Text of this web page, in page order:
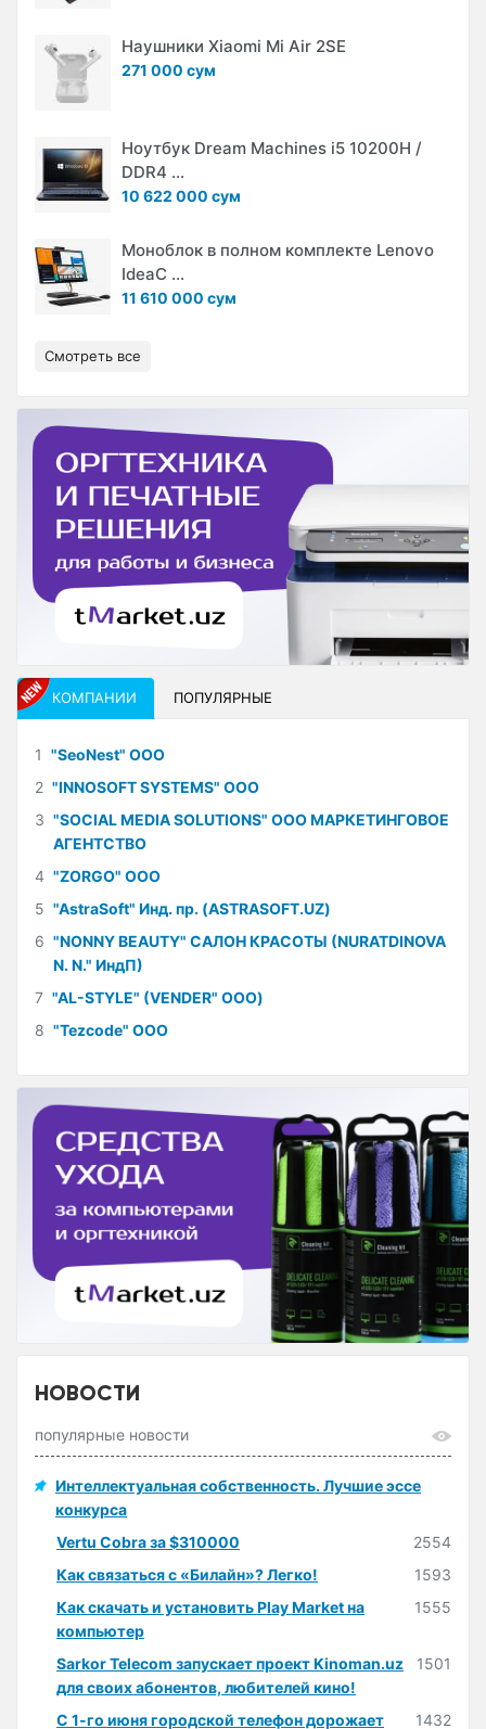
Наушники Xiaomi Mi Air 2SE
271 000 сум
Ноутбук Dream Machines i5 10200H /
DDR4 ...
10 622 000 сум
Моноблок в полном комплекте Lenovo
IdeaC ...
11 610 000 сум
Смотреть все
КОМПАНИИ ПОПУЛЯРНЫЕ
1 "SeoNest" ООО
2 "INNOSOFT SYSTEMS" ООО
3 "SOCIAL MEDIA SOLUTIONS" ООО МАРКЕТИНГОВОЕ
АГЕНТСТВО
4 "ZORGO" ООО
5 "AstraSoft" Инд. пр. (ASTRASOFT.UZ)
6 "NONNY BEAUTY" САЛОН КРАСОТЫ (NURATDINOVA
N. N." ИндП)
7 "AL-STYLE" (VENDER" ООО)
8 "Tezcode" ООО
НОВОСТИ
популярные новости
Интеллектуальная собственность. Лучшие эссе
конкурса
Vertu Cobra за $310000
2554
Как связаться с «Билайн»? Легко!
1593
Как скачать и установить Play Market на
компьютер
1555
Sarkor Telecom запускает проект Kinoman.uz
для своих абонентов, любителей кино!
1501
С 1-го июня городской телефон дорожает
1432